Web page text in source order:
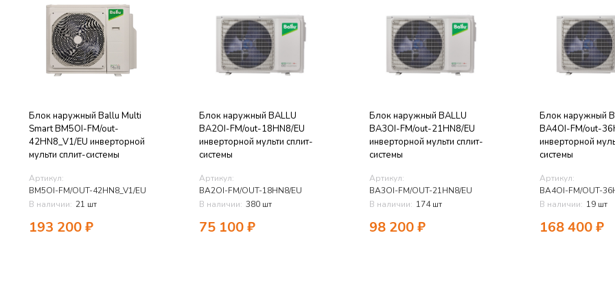
Блок наружный Ballu Multi
Smart BM5OI-FM/out-
42HN8_V1/EU инверторной
мульти сплит-системы
Артикул:
BM5OI-FM/OUT-42HN8_V1/EU
В наличии: 21 шт
193 200₽
Блок наружный BALLU
BA2OI-FM/out-18HN8/EU
инверторной мульти сплит-
системы
Артикул:
BA2OI-FM/OUT-18HN8/EU
В наличии: 380 шт
75 100₽
Блок наружный BALLU
BA3OI-FM/out-21HN8/EU
инверторной мульти сплит-
системы
Артикул:
BA3OI-FM/OUT-21HN8/EU
В наличии: 174 шт
98 200₽
Блок наружный
BA4OI-FM/out-
инверторной
системы
Артикул:
BA4OI-FM/OUT-
В наличии: 19 шт
168 400₽